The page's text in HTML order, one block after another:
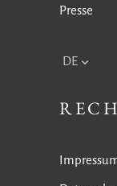
Presse
DE